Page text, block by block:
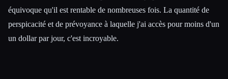
équivoque qu'il est rentable de nombreuses fois. La quantité de
perspicacité et de prévoyance à laquelle j'ai accès pour moins d'un
un dollar par jour, c'est incroyable.